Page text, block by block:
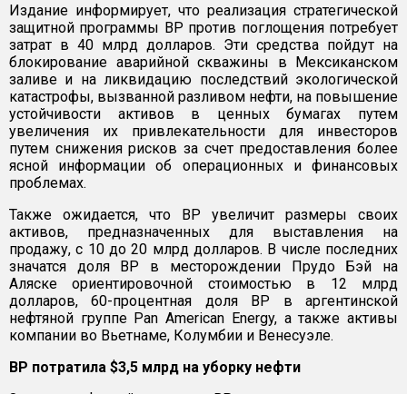
Издание информирует, что реализация стратегической
защитной программы ВР против поглощения потребует
затрат в 40 млрд долларов. Эти средства пойдут на
блокирование аварийной скважины в Мексиканском
заливе и на ликвидацию последствий экологической
катастрофы, вызванной разливом нефти, на повышение
устойчивости активов в ценных бумагах путем
увеличения их привлекательности для инвесторов
путем снижения рисков за счет предоставления более
ясной информации об операционных и финансовых
проблемах.
Также ожидается, что ВР увеличит размеры своих
активов, предназначенных для выставления на
продажу, с 10 до 20 млрд долларов. В числе последних
значатся доля ВР в месторождении Прудо Бэй на
Аляске ориентировочной стоимостью в 12 млрд
долларов, 60-процентная доля ВР в аргентинской
нефтяной группе Pan Аmerican Energy, а также активы
компании во Вьетнаме, Колумбии и Венесуэле.
ВР потратила $3,5 млрд на уборку нефти